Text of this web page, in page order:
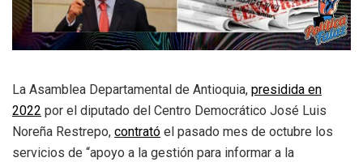
La Asamblea Departamental de Antioquia, presidida en
2022 por el diputado del Centro Democrático José Luis
Noreña Restrepo, contrató el pasado mes de octubre los
servicios de “apoyo a la gestión para informar a la